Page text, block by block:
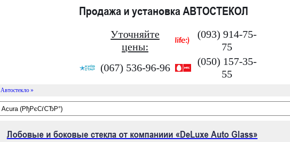
Продажа и установка АВТОСТЕКОЛ
Уточняйте
цены:
(093) 914-75-
75
(067) 536-96-96
(050) 157-35-
55
Автостекло »
Лобовые и боковые стекла от компаниии «DeLuxe Auto Glass»